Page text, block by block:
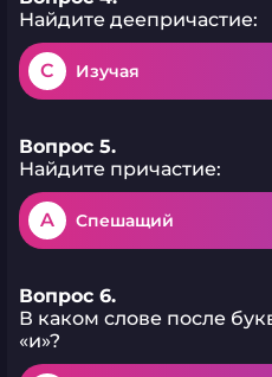
Найдите деепричастие:
C Изучая
Вопрос 5.
Найдите причастие:
A Спешащий
Вопрос 6.
В каком слове после
«и»?